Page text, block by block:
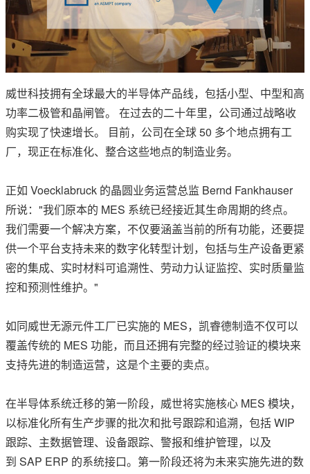
威世科技拥有全球最大的半导体产品线，包括小型、中型和高
功率二极管和晶闸管。 在过去的二十年里，公司通过战略收
购实现了快速增长。 目前，公司在全球 50 多个地点拥有工
厂，现正在标准化、整合这些地点的制造业务。
正如 Voecklabruck 的晶圆业务运营总监 Bernd Fankhauser
所说："我们原本的 MES 系统已经接近其生命周期的终点。
我们需要一个解决方案，不仅要涵盖当前的所有功能，还要提
供一个平台支持未来的数字化转型计划，包括与生产设备更紧
密的集成、实时材料可追溯性、劳动力认证监控、实时质量监
控和预测性维护。"
如同威世无源元件工厂已实施的 MES，凯睿德制造不仅可以
覆盖传统的 MES 功能，而且还拥有完整的经过验证的模块来
支持先进的制造运营，这是个主要的卖点。
在半导体系统迁移的第一阶段，威世将实施核心 MES 模块，
以标准化所有生产步骤的批次和批号跟踪和追溯，包括 WIP
跟踪、主数据管理、设备跟踪、警报和维护管理，以及
到 SAP ERP 的系统接口。第一阶段还将为未来实施先进的数